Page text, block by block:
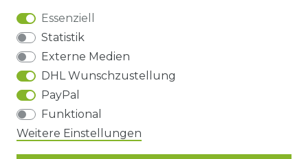
BARRIEREFREIHEIT
Impressum Daten­schutz­erklärung
Barrierefreiheitserklärung
Essenziell
Statistik
Externe Medien
DHL Wunschzustellung
PayPal
Funktional
Weitere Einstellungen